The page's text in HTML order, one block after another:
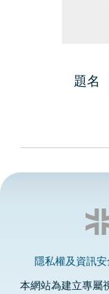
題名
隱私權及資訊
本網站為建立專屬